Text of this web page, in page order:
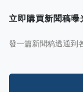
立即購買新聞稿曝
發一篇新聞稿透通到